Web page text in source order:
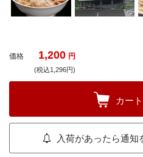
価格 1,200 円
(税込1,296円)
カー
入荷があったら通知